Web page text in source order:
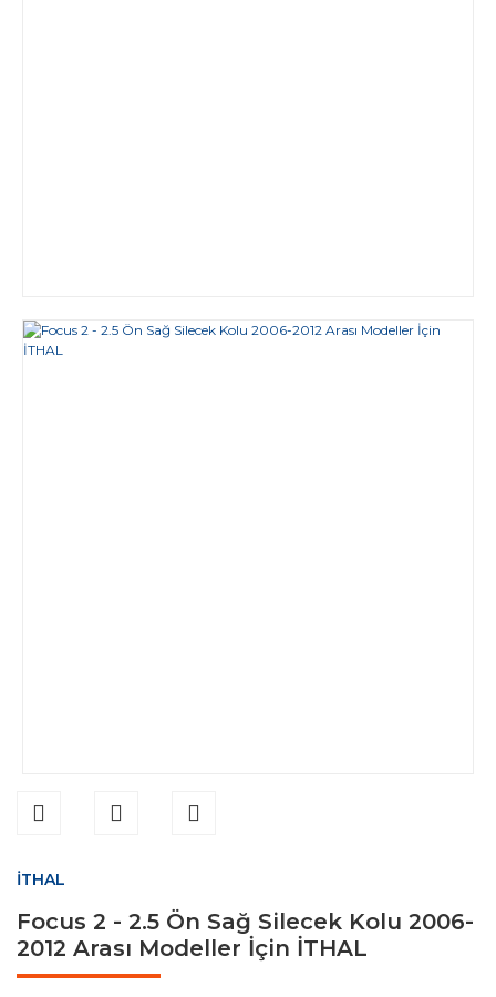
İTHAL
Focus 2 - 2.5 Ön Sağ Silecek Kolu 2006-
2012 Arası Modeller İçin İTHAL